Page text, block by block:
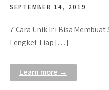
SEPTEMBER 14, 2019
7 Cara Unik Ini Bisa Membuat
Lengket Tiap […]
Learn more →